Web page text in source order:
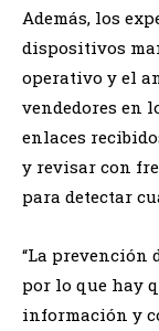
Además, los
dispositivos
operativo y el
vendedores en
enlaces
y revisar con
para detectar
“La prevención
por lo que hay
información y